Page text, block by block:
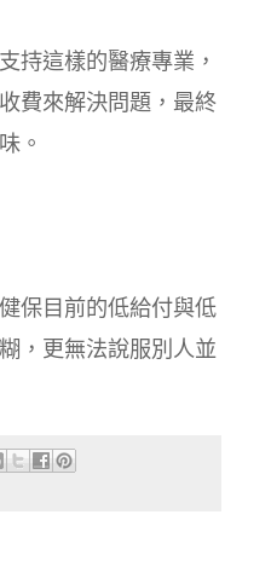
持這樣的醫療專業，
費來解決問題，最終
。
保目前的低給付與低
，更無法說服別人並